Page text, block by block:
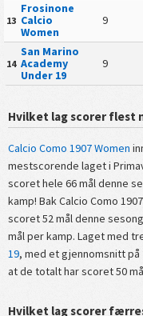
13
Frosinone
Calcio
Women
9
14
San Marino
Academy
Under 19
9
Hvilket lag scorer flest
Calcio Como 1907 Women
mestscorende laget i
scoret hele 66 mål denne
kamp! Bak Calcio Como
scoret 52 mål denne
mål per kamp. Laget med
19, med et gjennomsnitt
at de totalt har scoret 50
Hvilket lag scorer